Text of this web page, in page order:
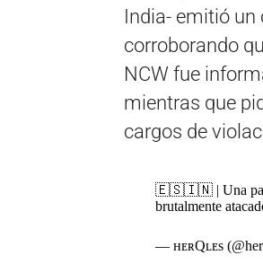
India- emitió un
corroborando
NCW fue
mientras que
cargos de
🇪🇸🇮🇳 | Una
brutalmente
— ʜᴇʀQʟᴇs